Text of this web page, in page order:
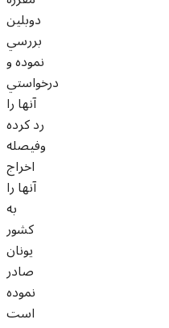
دوبلين
بررسي
نموده و
درخواستي
آنها را
رد کرده
وفيصله
اخراج
آنها را
به
کشور
يونان
صادر
نموده
است